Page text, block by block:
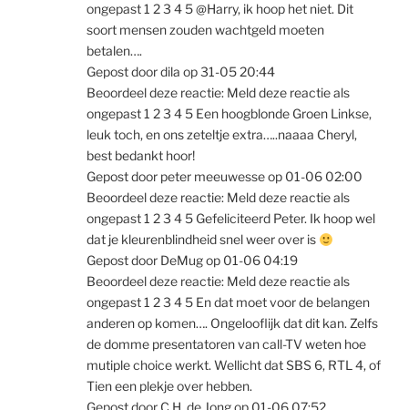
ongepast 1 2 3 4 5 @Harry, ik hoop het niet. Dit
soort mensen zouden wachtgeld moeten
betalen….
Gepost door dila op 31-05 20:44
Beoordeel deze reactie: Meld deze reactie als
ongepast 1 2 3 4 5 Een hoogblonde Groen Linkse,
leuk toch, en ons zeteltje extra…..naaaa Cheryl,
best bedankt hoor!
Gepost door peter meeuwesse op 01-06 02:00
Beoordeel deze reactie: Meld deze reactie als
ongepast 1 2 3 4 5 Gefeliciteerd Peter. Ik hoop wel
dat je kleurenblindheid snel weer over is
Gepost door DeMug op 01-06 04:19
Beoordeel deze reactie: Meld deze reactie als
ongepast 1 2 3 4 5 En dat moet voor de belangen
anderen op komen…. Ongelooflijk dat dit kan. Zelfs
de domme presentatoren van call-TV weten hoe
mutiple choice werkt. Wellicht dat SBS 6, RTL 4, of
Tien een plekje over hebben.